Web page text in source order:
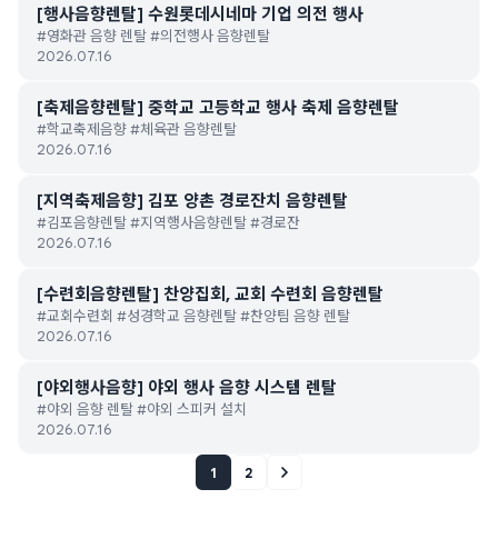
[행사음향렌탈] 수원롯데시네마 기업 의전 행사
#영화관 음향 렌탈 #의전행사 음향렌탈
2026.07.16
[축제음향렌탈] 중학교 고등학교 행사 축제 음향렌탈
#학교축제음향 #체육관 음향렌탈
2026.07.16
[지역축제음향] 김포 양촌 경로잔치 음향렌탈
#김포음향렌탈 #지역행사음향렌탈 #경로잔
2026.07.16
[수련회음향렌탈] 찬양집회, 교회 수련회 음향렌탈
#교회수련회 #성경학교 음향렌탈 #찬양팀 음향 렌탈
2026.07.16
[야외행사음향] 야외 행사 음향 시스템 렌탈
#야외 음향 렌탈 #야외 스피커 설치
2026.07.16
1 2